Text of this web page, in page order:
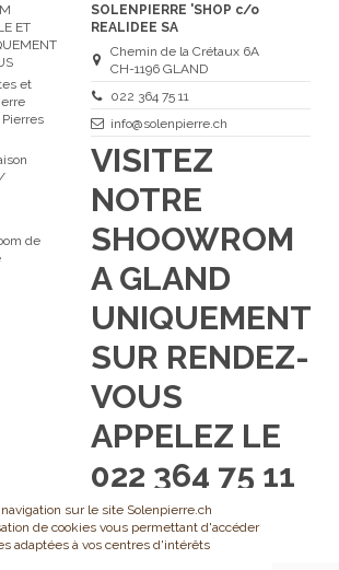
ET
et
Pierres
de
SOLENPIERRE 'SHOP c/o
REALIDEE SA
Chemin de la Crétaux 6A
CH-1196 GLAND
022 364 75 11
info@solenpierre.ch
VISITEZ
NOTRE
SHOOWROM
A GLAND
UNIQUEMENT
SUR RENDEZ-
VOUS
APPELEZ LE
022 364 75 11
sur le site Solenpierre.ch
de cookies vous permettant d'accéder
adaptées à vos centres d'intérêts